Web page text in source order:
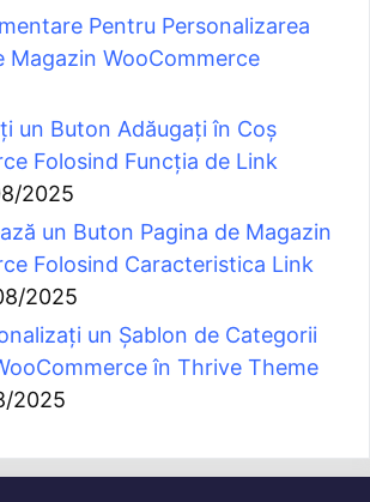
Pentru Personalizarea
Magazin WooCommerce
un Buton Adăugați în Coș
Folosind Funcția de Link
2025
un Buton Pagina de Magazin
Folosind Caracteristica Link
2025
un Șablon de Categorii
în Thrive Theme
2025